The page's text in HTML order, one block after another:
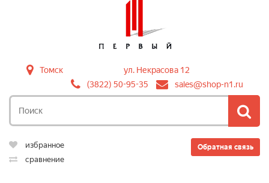
Томск
ул. Некрасова 12
(3822) 50-95-35
sales@shop-n1.ru
Обратная связь
избранное
сравнение